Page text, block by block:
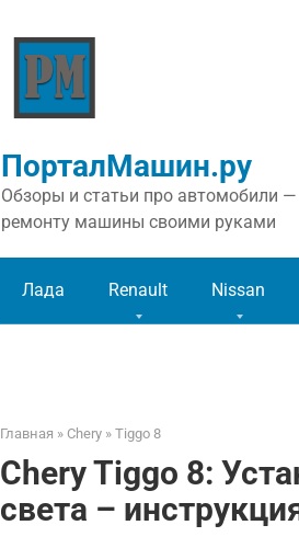
ПорталМашин.ру
Обзоры и статьи про автомобили
ремонту машины своими руками
Лада Renault Nissan
Главная » Chery » Tiggo 8
Chery Tiggo 8:
света –